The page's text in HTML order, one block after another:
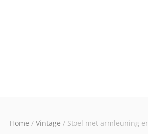
Home / Vintage / Stoel met armleuning